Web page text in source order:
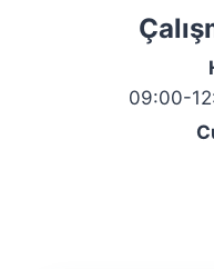
09:00-